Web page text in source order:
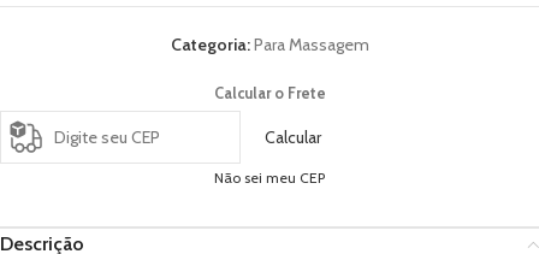
Categoria:Para Massagem
Calcular o Frete
Calcular
Não sei meu CEP
Descrição